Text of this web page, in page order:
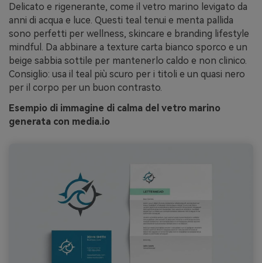
Delicato e rigenerante, come il vetro marino levigato da
anni di acqua e luce. Questi teal tenui e menta pallida
sono perfetti per wellness, skincare e branding lifestyle
mindful. Da abbinare a texture carta bianco sporco e un
beige sabbia sottile per mantenerlo caldo e non clinico.
Consiglio: usa il teal più scuro per i titoli e un quasi nero
per il corpo per un buon contrasto.
Esempio di immagine di calma del vetro marino
generata con media.io